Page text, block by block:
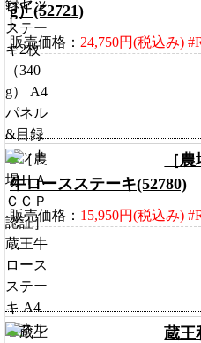
g）(52721)
販売価格： 24,750円(税込み)
［
牛ロースステーキ(52780)
販売価格： 15,950円(税込み)
蔵王